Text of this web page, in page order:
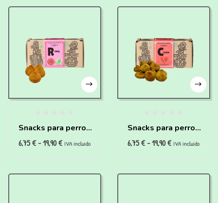
Snacks para perros
con problemas
6,75€-19,90€ IVA incluido
Snacks para perros
con problemas
(200g)
6,75€-19,90€ IVA incluido